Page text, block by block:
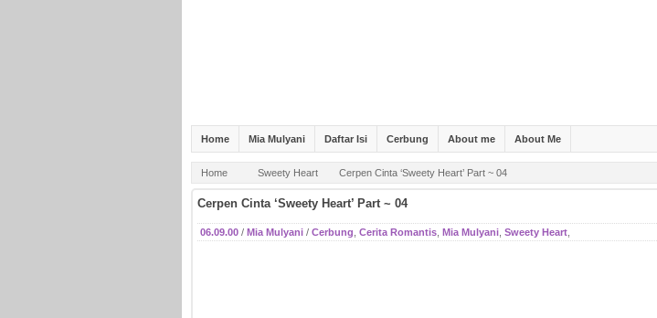
Home Mia Mulyani Daftar Isi Cerbung About me About Me
Home Sweety Heart Cerpen Cinta ‘Sweety Heart’ Part ~ 04
Cerpen Cinta ‘Sweety Heart’ Part ~ 04
06.09.00/ Mia Mulyani/ Cerbung Cerita Romantis, Mia Mulyani, Sweety Heart,